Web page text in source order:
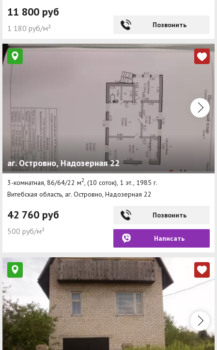
11 800 руб
1 180 руб/м² Позвонить
аг. Островно, Надозерная 22
3-комнатная, 86/64/22 м2, (10 соток), 1 эт., 1985 г.
Витебская область, аг. Островно, Надозерная 22
42 760 руб
500 руб/м²
Позвонить
Написать